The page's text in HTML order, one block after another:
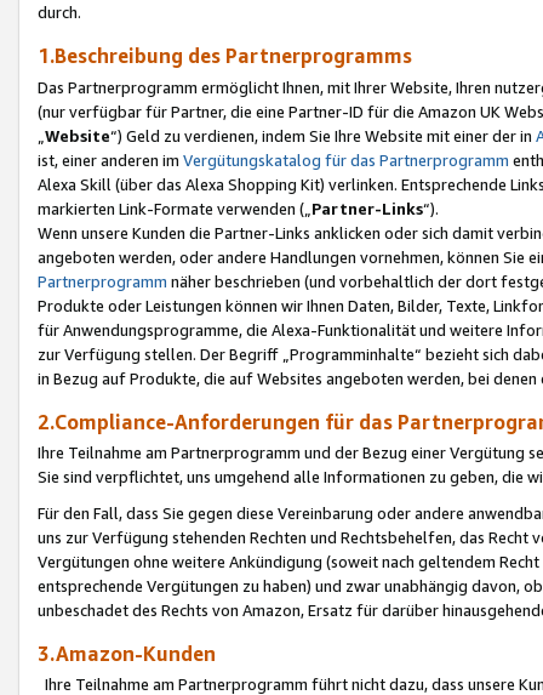
durch.
1.Beschreibung des Partnerprogramms
Das Partnerprogramm ermöglicht Ihnen, mit Ihrer Website, Ihren
(nur verfügbar für Partner, die eine Partner-ID für die Amazon UK
Website“) Geld zu verdienen, indem Sie Ihre Website mit einer der in
ist, einer anderen im Vergütungskatalog für das Partnerprogramm
Alexa Skill (über das Alexa Shopping Kit) verlinken. Entsprechende
markierten Link-Formate verwenden („ Partner-Links“).
Wenn unsere Kunden die Partner-Links anklicken oder sich damit
angeboten werden, oder andere Handlungen vornehmen, können Sie
Partnerprogramm näher beschrieben (und vorbehaltlich der dort
Produkte oder Leistungen können wir Ihnen Daten, Bilder, Texte,
für Anwendungsprogramme, die Alexa-Funktionalität und weitere
zur Verfügung stellen. Der Begriff „Programminhalte“ bezieht sich
in Bezug auf Produkte, die auf Websites angeboten werden, bei
2.Compliance-Anforderungen für das
Ihre Teilnahme am Partnerprogramm und der Bezug einer Vergütung
Sie sind verpflichtet, uns umgehend alle Informationen zu geben, die
Für den Fall, dass Sie gegen diese Vereinbarung oder andere
uns zur Verfügung stehenden Rechten und Rechtsbehelfen, das
Vergütungen ohne weitere Ankündigung (soweit nach geltendem
entsprechende Vergütungen zu haben) und zwar unabhängig davon,
unbeschadet des Rechts von Amazon, Ersatz für darüber
3.Amazon-Kunden
Ihre Teilnahme am Partnerprogramm führt nicht dazu, dass unsere